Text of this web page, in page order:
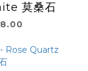
莫桑石